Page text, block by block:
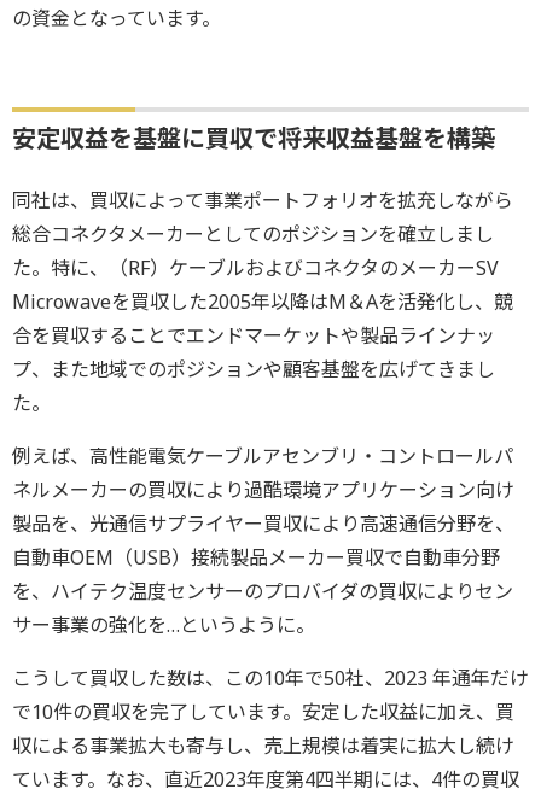
の資金となっています。
安定収益を基盤に買収で将来収益基盤を構築
同社は、買収によって事業ポートフォリオを拡充しながら
総合コネクタメーカーとしてのポジションを確立しまし
た。特に、（RF）ケーブルおよびコネクタのメーカーSV
Microwaveを買収した2005年以降はM＆Aを活発化し、競
合を買収することでエンドマーケットや製品ラインナッ
プ、また地域でのポジションや顧客基盤を広げてきまし
た。
例えば、高性能電気ケーブルアセンブリ・コントロールパ
ネルメーカーの買収により過酷環境アプリケーション向け
製品を、光通信サプライヤー買収により高速通信分野を、
自動車OEM（USB）接続製品メーカー買収で自動車分野
を、ハイテク温度センサーのプロバイダの買収によりセン
サー事業の強化を…というように。
こうして買収した数は、この10年で50社、2023 年通年だけ
で10件の買収を完了しています。安定した収益に加え、買
収による事業拡大も寄与し、売上規模は着実に拡大し続け
ています。なお、直近2023年度第4四半期には、4件の買収